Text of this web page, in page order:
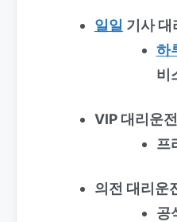
일일 기사 대
하
비
VIP 대리운전
프
의전 대리운
공